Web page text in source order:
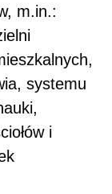
m.in.:
systemu
i